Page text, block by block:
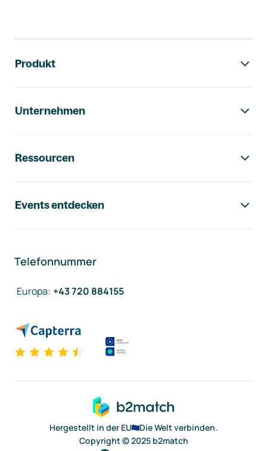
Produkt
Unternehmen
Ressourcen
Events entdecken
Telefonnummer
Europa: +43 720 884155
Hergestellt in der EU
Die Welt verbinden.
Copyright © 2025 b2match